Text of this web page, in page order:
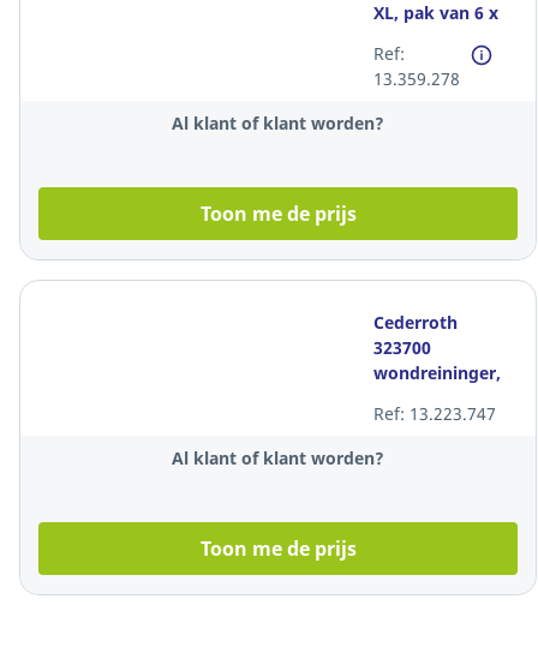
XL, pak van 6 x
Ref:
13.359.278
Al klant of klant worden?
Toon me de prijs
Cederroth
323700
wondreininger,
reinigers
Ref: 13.223.747
Al klant of klant worden?
Toon me de prijs